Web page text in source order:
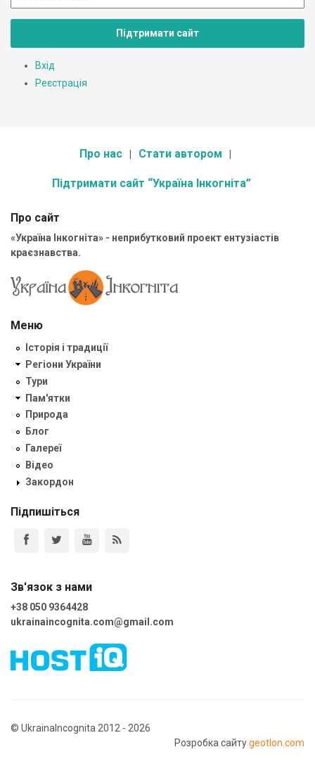
Підтримати сайт
Вхід
Реєстрація
Про нас Стати автором
Підтримати сайт “Україна Інкогніта”
Про сайт
«Україна Інкогніта» - неприбутковий проект ентузіастів
краєзнавства.
Меню
Історія і традиції
Регіони України
Тури
Пам'ятки
Природа
Блог
Галереї
Відео
Закордон
Підпишіться
Зв'язок з нами
+38 050 9364428
ukrainaincognita.com@gmail.com
© UkrainaIncognita 2012 - 2026
Розробка сайтуgeotlon.com